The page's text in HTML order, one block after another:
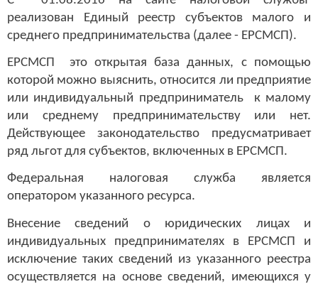
реализован Единый реестр субъектов малого и
среднего предпринимательства (далее - ЕРСМСП).
ЕРСМСП это открытая база данных, с помощью
которой можно выяснить, относится ли предприятие
или индивидуальный предприниматель к малому
или среднему предпринимательству или нет.
Действующее законодательство предусматривает
ряд льгот для субъектов, включенных в ЕРСМСП.
Федеральная налоговая служба является
оператором указанного ресурса.
Внесение сведений о юридических лицах и
индивидуальных предпринимателях в ЕРСМСП и
исключение таких сведений из указанного реестра
осуществляется на основе сведений, имеющихся у